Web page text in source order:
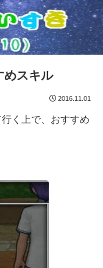
めスキル
2016.11.01
く上で、おすすめ